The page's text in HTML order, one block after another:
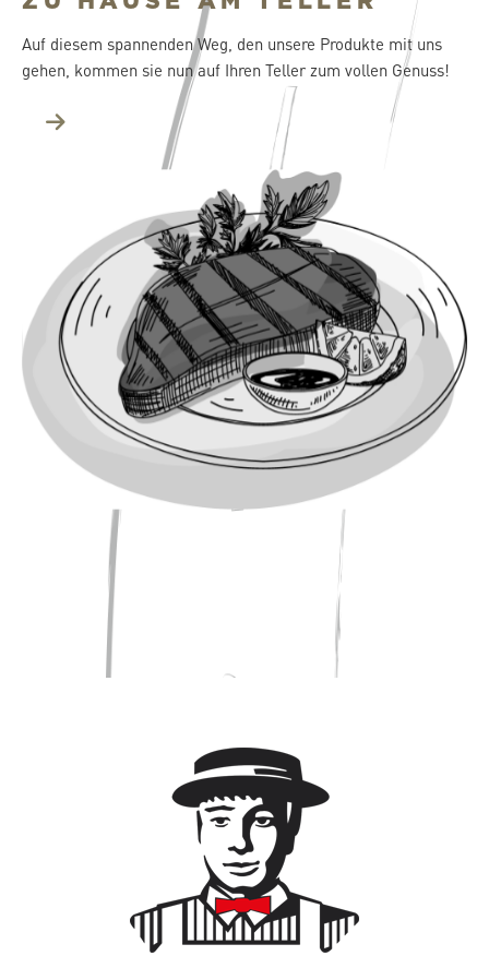
Auf diesem spannenden Weg, den unsere Produkte mit uns
gehen, kommen sie nun auf Ihren Teller zum vollen Genuss!